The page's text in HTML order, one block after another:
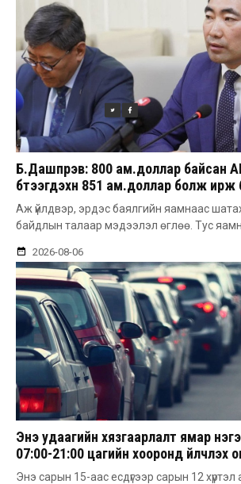
Б.Дашпүрэв: 800 ам.доллар байсан
бүтээгдэхүүн 851 ам.доллар болж ирж
Аж үйлдвэр, эрдэс баялгийн яамнаас
байдлын талаар мэдээлэл өглөө. Тус
2026-08-06
Энэ удаагийн хязгаарлалт ямар
07:00-21:00 цагийн хооронд үйлчлэх
Энэ сарын 15-аас есдүгээр сарын 12